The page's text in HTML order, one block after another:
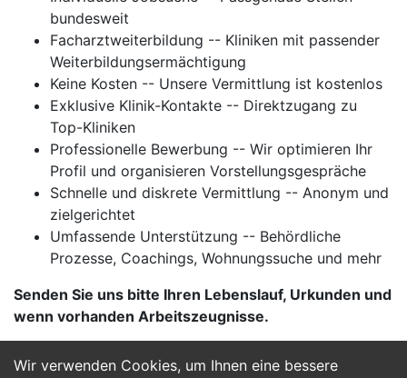
Wir verwenden Cookies, um Ihnen eine bessere
bundesweit
Facharztweiterbildung -- Kliniken mit passender
Weiterbildungsermächtigung
Keine Kosten -- Unsere Vermittlung ist kostenlos
Exklusive Klinik-Kontakte -- Direktzugang zu
Top-Kliniken
Professionelle Bewerbung -- Wir optimieren Ihr
Profil und organisieren Vorstellungsgespräche
Schnelle und diskrete Vermittlung -- Anonym und
zielgerichtet
Umfassende Unterstützung -- Behördliche
Prozesse, Coachings, Wohnungssuche und mehr
Senden Sie uns bitte Ihren Lebenslauf, Urkunden und
wenn vorhanden Arbeitszeugnisse.